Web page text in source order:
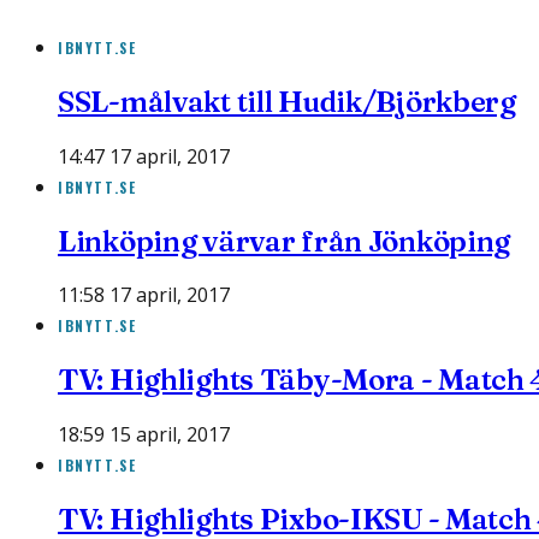
IBNYTT.SE
SSL-målvakt till Hudik/Björkberg
14:47 17 april, 2017
IBNYTT.SE
Linköping värvar från Jönköping
11:58 17 april, 2017
IBNYTT.SE
TV: Highlights Täby-Mora - Match
18:59 15 april, 2017
IBNYTT.SE
TV: Highlights Pixbo-IKSU - Match